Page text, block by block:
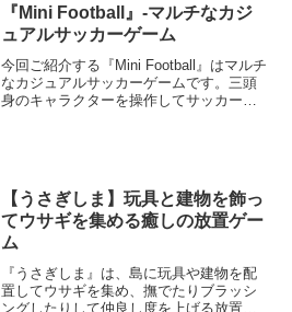
『Mini Football』-マルチなカジ
ュアルサッカーゲーム
今回ご紹介する『Mini Football』はマルチ
なカジュアルサッカーゲームです。三頭
身のキャラクターを操作してサッカーの
【うさぎしま】玩具と建物を飾っ
てウサギを集める癒しの放置ゲー
ム
『うさぎしま』は、島に玩具や建物を配
置してウサギを集め、撫でたりブラッシ
ングしたりして仲良し度を上げる放置ゲ